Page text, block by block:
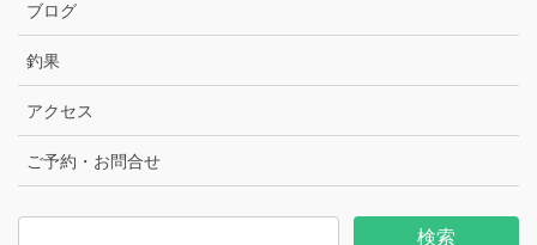
ブログ
釣果
アクセス
ご予約・お問合せ